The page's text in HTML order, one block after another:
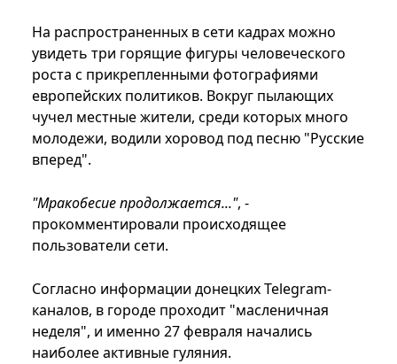
На распространенных в сети кадрах можно
увидеть три горящие фигуры человеческого
роста с прикрепленными фотографиями
европейских политиков. Вокруг пылающих
чучел местные жители, среди которых много
молодежи, водили хоровод под песню "Русские
вперед".
"Мракобесие продолжается...", -
прокомментировали происходящее
пользователи сети.
Согласно информации донецких Telegram-
каналов, в городе проходит "масленичная
неделя", и именно 27 февраля начались
наиболее активные гуляния.